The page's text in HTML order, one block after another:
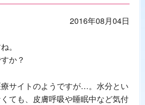
2016年08月04日
。
か？
サイトのようですが…。水分とい
ても、皮膚呼吸や睡眠中など気付